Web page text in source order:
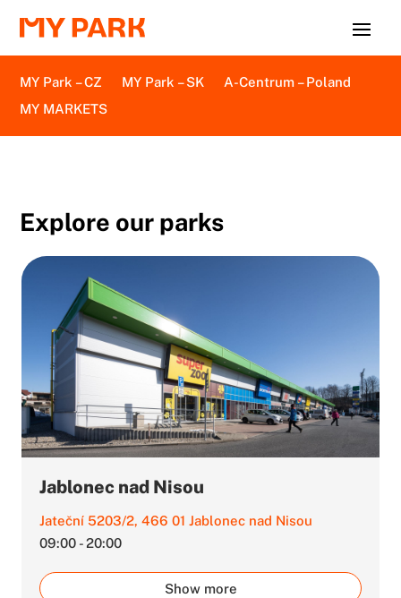
MY Park – CZ MY Park – SK
A-Centrum – Poland
MY MARKETS
Explore our parks
Jablonec nad Nisou
Jateční 5203/2, 466 01 Jablonec nad Nisou
09:00 - 20:00
Show more